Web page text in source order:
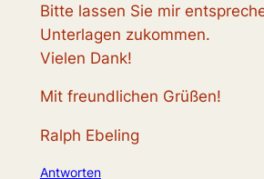
Bitte lassen Sie mir
Unterlagen zukommen.
Vielen Dank!
Mit freundlichen Grüßen!
Ralph Ebeling
Antworten